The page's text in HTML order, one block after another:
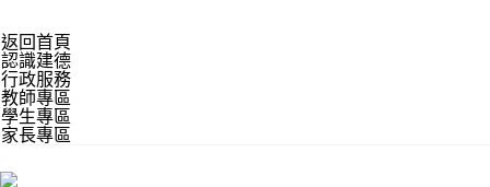
返回首頁
認識建德
行政服務
教師專區
學生專區
家長專區